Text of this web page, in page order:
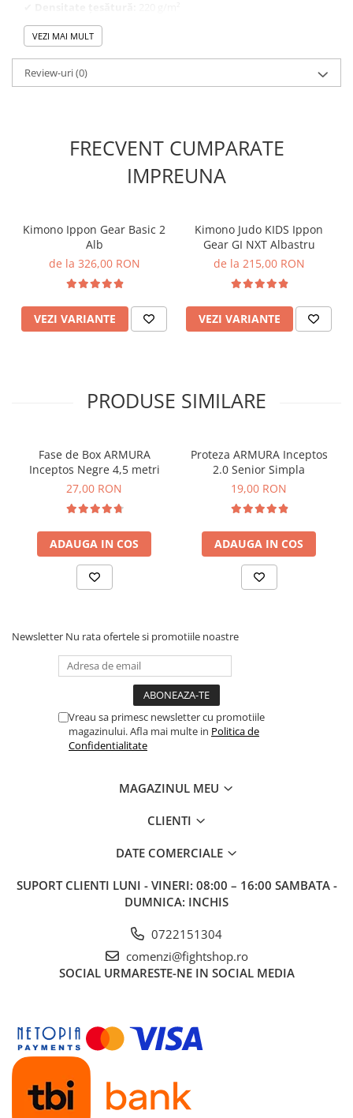
✔Lungimi disponibile:
M4 – 280 cm
✔
Design:disponibilă atât în culori simple, cât și în combinații de
VEZI MAI MULT
Review-uri(0)
FRECVENT CUMPARATE
IMPREUNA
Kimono Ippon Gear Basic 2
Alb
de la 326,00 RON
VEZI VARIANTE
Kimono Judo KIDS Ippon
Gear GI NXT Albastru
de la 215,00 RON
VEZI VARIANTE
PRODUSE SIMILARE
Fase de Box ARMURA
Inceptos Negre 4,5 metri
27,00 RON
ADAUGA IN COS
Proteza ARMURA Inceptos
2.0 Senior Simpla
19,00 RON
ADAUGA IN COS
Newsletter Nu rata ofertele si promotiile noastre
Vreau sa primesc newsletter cu promotiile
magazinului. Afla mai multe in Politica de
Confidentialitate
MAGAZINUL MEU
CLIENTI
DATE COMERCIALE
SUPORT CLIENTI LUNI - VINERI: 08:00 – 16:00 SAMBATA -
DUMNICA: INCHIS
0722151304
comenzi@fightshop.ro
SOCIAL URMARESTE-NE IN SOCIAL MEDIA